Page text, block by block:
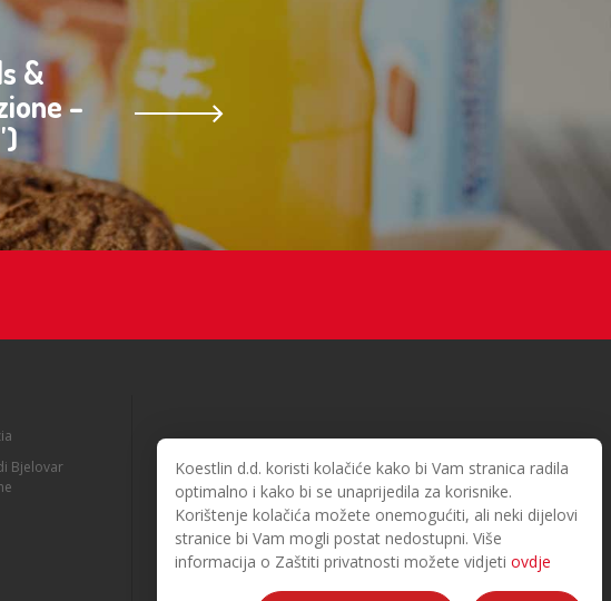
Koestlin d.d. koristi kolačiće kako bi Vam stranica radila
optimalno i kako bi se unaprijedila za korisnike.
Korištenje kolačića možete onemogućiti, ali neki dijelovi
stranice bi Vam mogli postat nedostupni. Više
informacija o Zaštiti privatnosti možete vidjeti ovdje
&
–
Bjelovar
© 2026. Koestlin. Tutti i diritti sono riservati.
Designed and developed by